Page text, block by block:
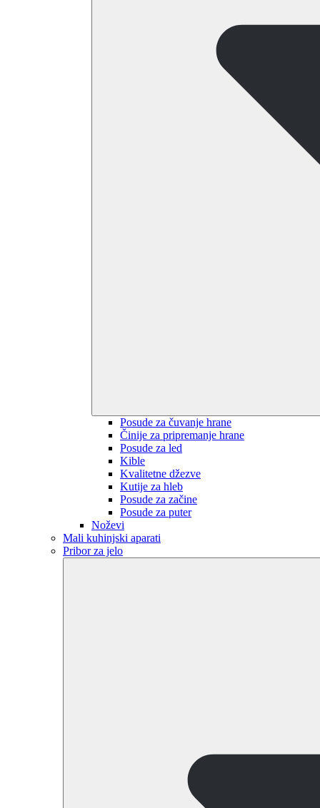
Posude za čuvanje hrane
Činije za pripremanje hrane
Posude za led
Kible
Kvalitetne džezve
Kutije za hleb
Posude za začine
Posude za puter
Noževi
Mali kuhinjski aparati
Pribor za jelo